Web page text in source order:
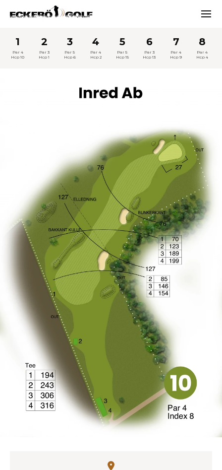
1
Par 4
Hcp 10
2
Par 3
Hcp 1
3
Par 5
Hcp 6
4
Par 4
Hcp 2
5
Par 5
Hcp 15
6
Par 3
Hcp 13
7
Par 4
Hcp 9
8
Par 4
Hcp 4